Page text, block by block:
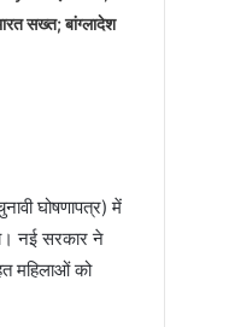
सख्त; बांग्लादेश
घोषणापत्र) में
नई सरकार ने
महिलाओं को